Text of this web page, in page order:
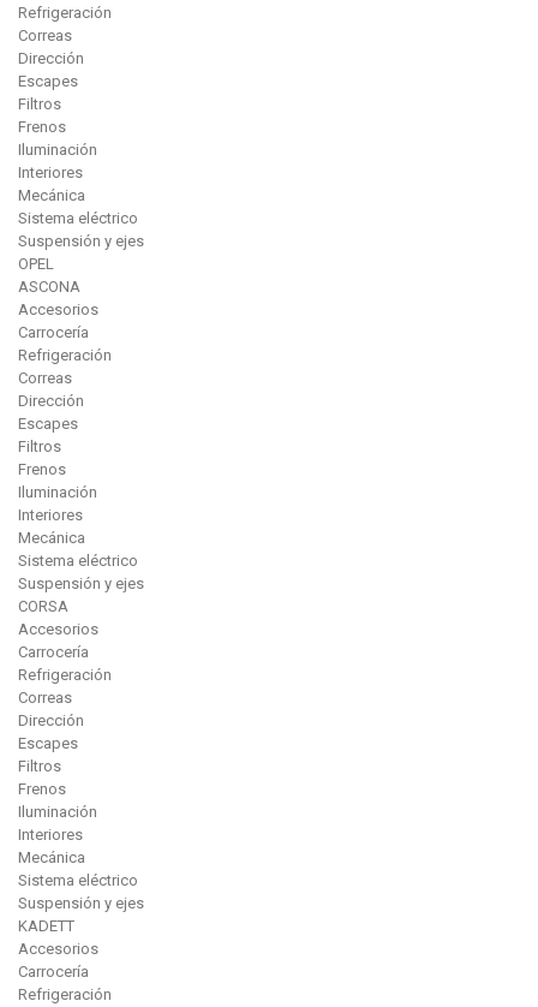
Refrigeración
Correas
Dirección
Escapes
Filtros
Frenos
Iluminación
Interiores
Mecánica
Sistema eléctrico
Suspensión y ejes
OPEL
ASCONA
Accesorios
Carrocería
Refrigeración
Correas
Dirección
Escapes
Filtros
Frenos
Iluminación
Interiores
Mecánica
Sistema eléctrico
Suspensión y ejes
CORSA
Accesorios
Carrocería
Refrigeración
Correas
Dirección
Escapes
Filtros
Frenos
Iluminación
Interiores
Mecánica
Sistema eléctrico
Suspensión y ejes
KADETT
Accesorios
Carrocería
Refrigeración